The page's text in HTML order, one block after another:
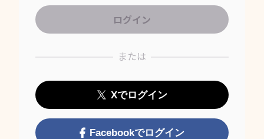
または
Xでログイン
Facebookでログイン